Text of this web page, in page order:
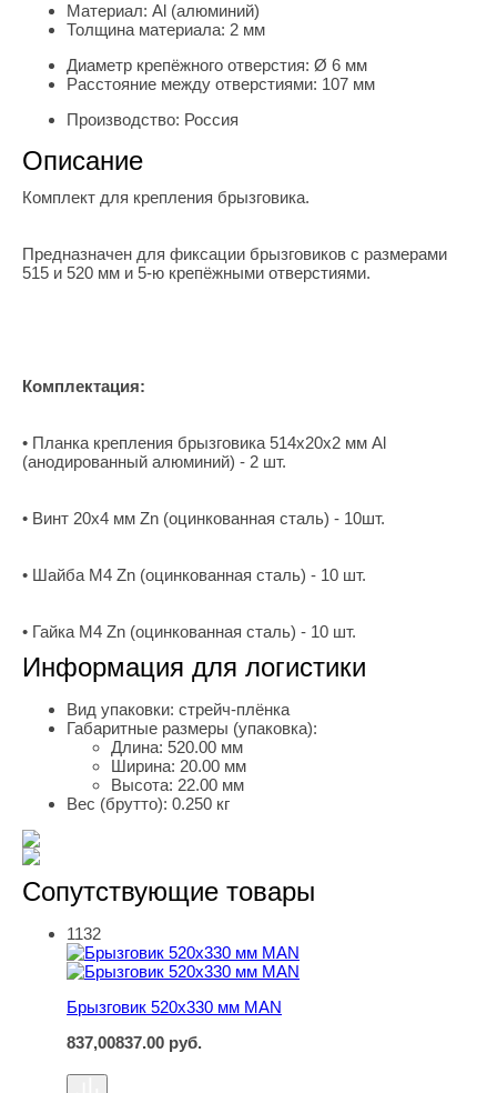
Материал: Al (алюминий)
Толщина материала: 2 мм
Диаметр крепёжного отверстия: Ø 6 мм
Расстояние между отверстиями: 107 мм
Производство: Россия
Описание
Комплект для крепления брызговика.
Предназначен для фиксации брызговиков с размерами
515 и 520 мм и 5-ю крепёжными отверстиями.
Комплектация:
• Планка крепления брызговика 514х20х2 мм Al
(анодированный алюминий) - 2 шт.
• Винт 20х4 мм Zn (оцинкованная сталь) - 10шт.
• Шайба М4 Zn (оцинкованная сталь) - 10 шт.
• Гайка М4 Zn (оцинкованная сталь) - 10 шт.
Информация для логистики
Вид упаковки: стрейч-плёнка
Габаритные размеры (упаковка):
Длина: 520.00 мм
Ширина: 20.00 мм
Высота: 22.00 мм
Вес (брутто): 0.250 кг
Сопутствующие товары
Брызговик 520х330 мм MAN
1132
Брызговик 520х330 мм MAN
837,00837.00 руб.